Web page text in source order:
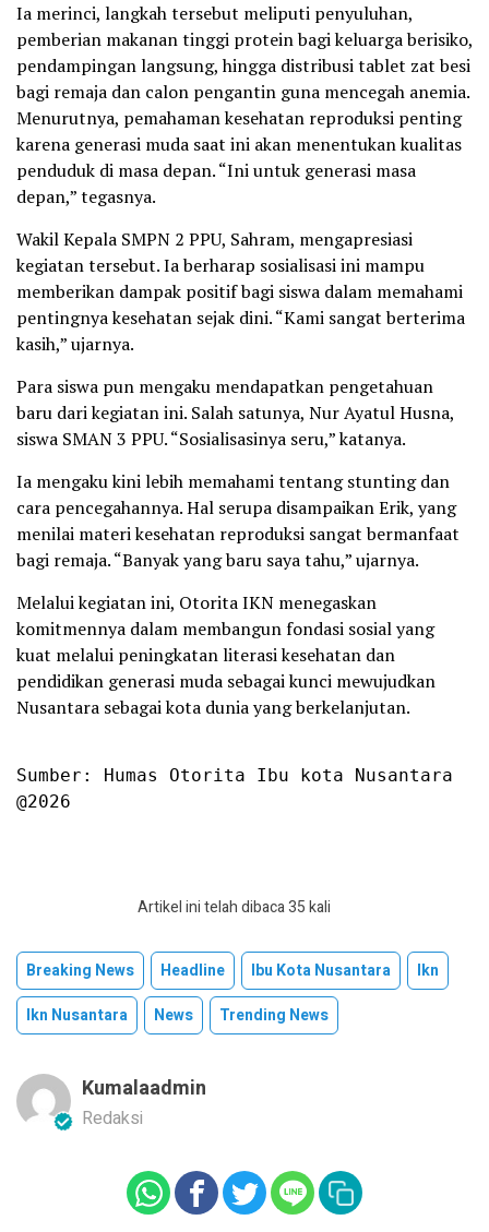
Ia merinci, langkah tersebut meliputi penyuluhan,
pemberian makanan tinggi protein bagi keluarga berisiko,
pendampingan langsung, hingga distribusi tablet zat besi
bagi remaja dan calon pengantin guna mencegah anemia.
Menurutnya, pemahaman kesehatan reproduksi penting
karena generasi muda saat ini akan menentukan kualitas
penduduk di masa depan. “Ini untuk generasi masa
depan,” tegasnya.
Wakil Kepala SMPN 2 PPU, Sahram, mengapresiasi
kegiatan tersebut. Ia berharap sosialisasi ini mampu
memberikan dampak positif bagi siswa dalam memahami
pentingnya kesehatan sejak dini. “Kami sangat berterima
kasih,” ujarnya.
Para siswa pun mengaku mendapatkan pengetahuan
baru dari kegiatan ini. Salah satunya, Nur Ayatul Husna,
siswa SMAN 3 PPU. “Sosialisasinya seru,” katanya.
Ia mengaku kini lebih memahami tentang stunting dan
cara pencegahannya. Hal serupa disampaikan Erik, yang
menilai materi kesehatan reproduksi sangat bermanfaat
bagi remaja. “Banyak yang baru saya tahu,” ujarnya.
Melalui kegiatan ini, Otorita IKN menegaskan
komitmennya dalam membangun fondasi sosial yang
kuat melalui peningkatan literasi kesehatan dan
pendidikan generasi muda sebagai kunci mewujudkan
Nusantara sebagai kota dunia yang berkelanjutan.
Sumber: Humas Otorita Ibu kota Nusantara
@2026
Artikel ini telah dibaca 35 kali
Breaking News Headline Ibu Kota Nusantara
Ikn
Ikn Nusantara
News Trending News
Kumalaadmin
Redaksi